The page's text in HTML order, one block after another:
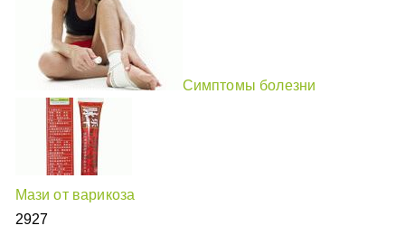
Симптомы болезни
Мази от варикоза
2927